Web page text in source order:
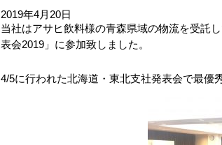
2019年4月20日
当社はアサヒ飲料様の青森県域の物流を受託
表会2019」に参加致しました。
4/5に行われた北海道・東北支社発表会で最優